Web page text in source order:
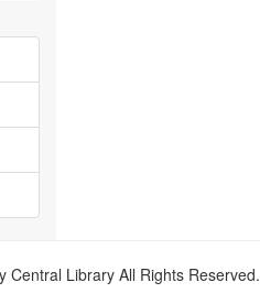
Library All Rights Reserved.